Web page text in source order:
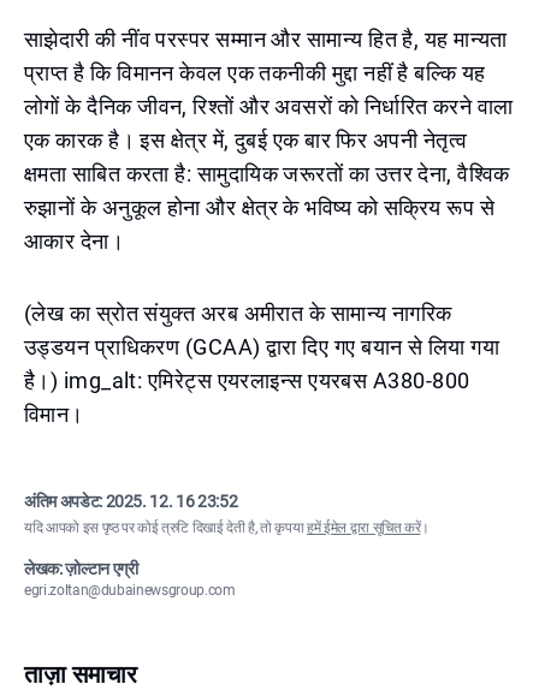
साझेदारी की नींव परस्पर सम्मान और सामान्य हित है, यह मान्यता
प्राप्त है कि विमानन केवल एक तकनीकी मुद्दा नहीं है बल्कि यह
लोगों के दैनिक जीवन, रिश्तों और अवसरों को निर्धारित करने वाला
एक कारक है। इस क्षेत्र में, दुबई एक बार फिर अपनी नेतृत्व
क्षमता साबित करता है: सामुदायिक जरूरतों का उत्तर देना, वैश्विक
रुझानों के अनुकूल होना और क्षेत्र के भविष्य को सक्रिय रूप से
आकार देना।
(लेख का स्रोत संयुक्त अरब अमीरात के सामान्य नागरिक
उड्डयन प्राधिकरण (GCAA) द्वारा दिए गए बयान से लिया गया
है।) img_alt: एमिरेट्स एयरलाइन्स एयरबस A380-800
विमान।
अंतिम अपडेट:2025. 12. 16 23:52
यदि आपको इस पृष्ठ पर कोई त्रुटि दिखाई देती है, तो कृपयाहमें ईमेल द्वारा सूचित करें।
लेखक: ज़ोल्टान एग्री
egri.zoltan@dubainewsgroup.com
ताज़ा समाचार